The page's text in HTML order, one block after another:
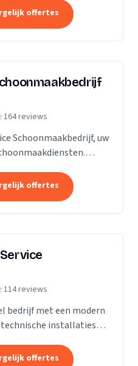
mensen te helpen
offertes
164 reviews
Schoonmaakbedrijf, uw
offertes
114 reviews
bedrijf met een modern
installaties
klanten....
offertes